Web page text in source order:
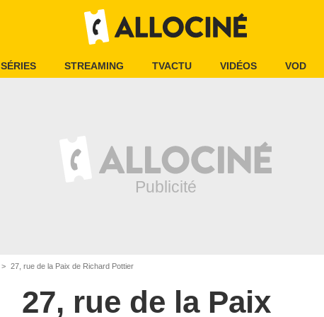
SÉRIES STREAMING TVACTU VIDÉOS VOD
27, rue de la Paix de Richard Pottier
27, rue de la Paix